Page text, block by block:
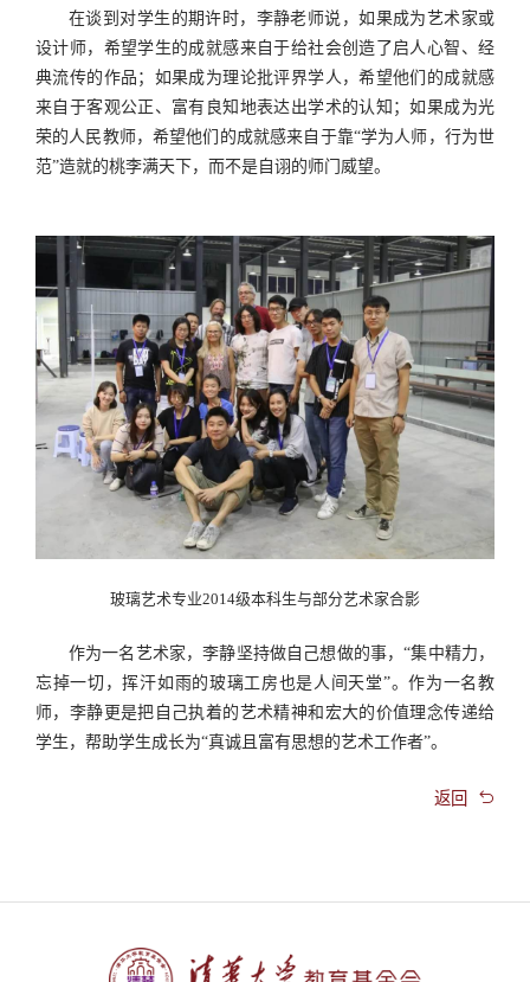
在谈到对学生的期许时，李静老师说，如果成为艺术家或
设计师，希望学生的成就感来自于给社会创造了启人心智、经
典流传的作品；如果成为理论批评界学人，希望他们的成就感
来自于客观公正、富有良知地表达出学术的认知；如果成为光
荣的人民教师，希望他们的成就感来自于靠“学为人师，行为世
范”造就的桃李满天下，而不是自诩的师门威望。
玻璃艺术专业2014级本科生与部分艺术家合影
作为一名艺术家，李静坚持做自己想做的事，“集中精力，
忘掉一切，挥汗如雨的玻璃工房也是人间天堂”。作为一名教
师，李静更是把自己执着的艺术精神和宏大的价值理念传递给
学生，帮助学生成长为“真诚且富有思想的艺术工作者”。
返回 